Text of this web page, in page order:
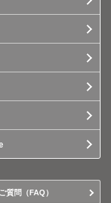
質問（FAQ）